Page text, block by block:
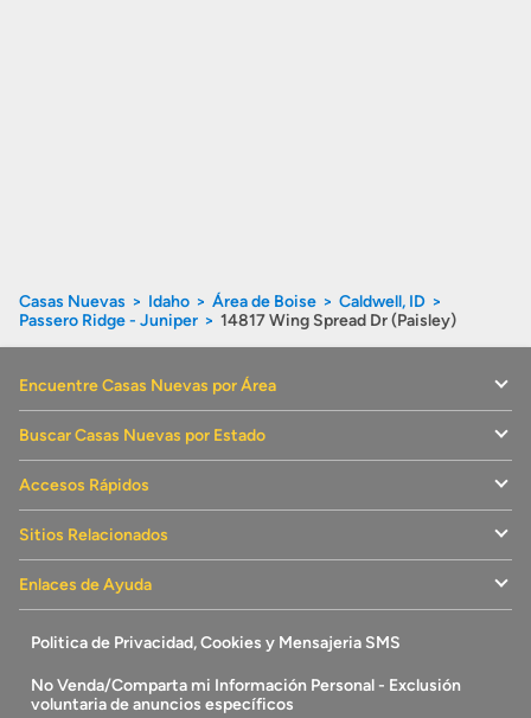
Casas Nuevas Idaho Área de Boise
Caldwell, ID
Passero Ridge - Juniper
14817 Wing Spread Dr (Paisley)
Encuentre Casas Nuevas por Área
Buscar Casas Nuevas por Estado
Accesos Rápidos
Sitios Relacionados
Enlaces de Ayuda
Politica de Privacidad, Cookies y Mensajeria SMS
No Venda/Comparta mi Información Personal - Exclusión
voluntaria de anuncios específicos